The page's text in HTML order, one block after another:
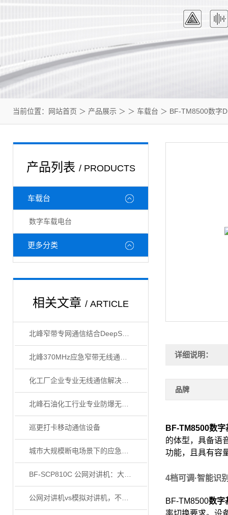
当前位置： 网站首页 ＞ 产品展示 ＞ ＞ 车载台 ＞ BF-TM8500数字
产品列表 / PRODUCTS
车载台
数字车载电台
更多分类
相关文章 / ARTICLE
北峰窄带专网通信结合DeepSeek技术，助力提升园区智能化管理水平
化工厂企业专业无线通信解决方案
北峰石油化工行业专业防爆无线通信综合解决方案
巡更打卡移动通信设备
BF-SCP810C 公网对讲机：大型景区管理与服务的全能助手
公网对讲机vs模拟对讲机，不同行业到底怎么选
详细说明：
品牌
BF-TM8500数字
的体型，具备语
功能，且具有容
4档可调·智能识
BF-TM8500数字
率切换要求。设